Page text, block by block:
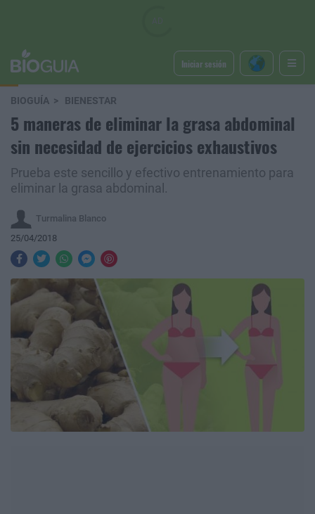
Iniciar sesión
BIOGUÍA BIENESTAR
5 maneras de eliminar la grasa abdominal
sin necesidad de ejercicios exhaustivos
Prueba este sencillo y efectivo entrenamiento para
eliminar la grasa abdominal.
Turmalina Blanco
25/04/2018